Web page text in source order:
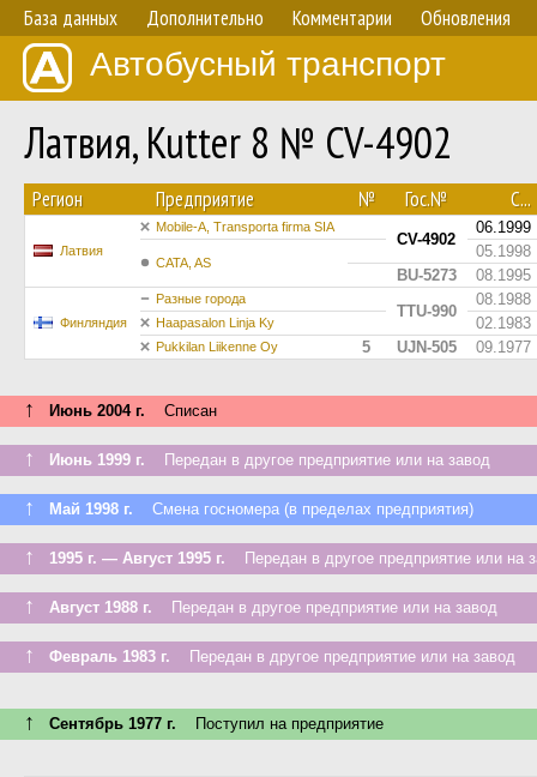
База данных Дополнительно Комментарии Обновления
Автобусный транспорт
Латвия, Kutter 8 № CV-4902
Регион Предприятие № Гос.№ С...
Латвия
Mobile-A, Transporta firma SIA
CV-4902
06.1999
CATA, AS
05.1998
BU-5273
08.1995
Финляндия
Разные города
TTU-990
08.1988
Haapasalon Linja Ky 02.1983
Pukkilan Liikenne Oy 5 UJN-505 09.1977
↑ Июнь 2004 г. Списан
↑ Июнь 1999 г. Передан в другое предприятие или на завод
↑ Май 1998 г. Смена госномера (в пределах предприятия)
↑ 1995 г. — Август 1995 г. Передан в другое предприятие или на
↑ Август 1988 г. Передан в другое предприятие или на завод
↑ Февраль 1983 г. Передан в другое предприятие или на завод
↑ Сентябрь 1977 г. Поступил на предприятие